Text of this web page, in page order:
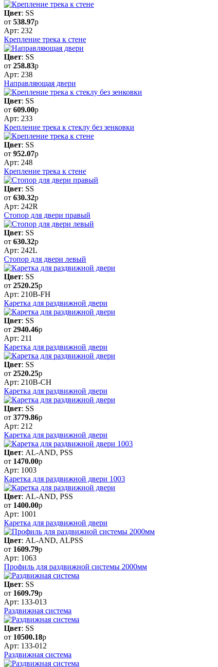
Цвет: SS
от 538.97р
Арт: 232
Крепление трека к стене
Цвет: SS
от 258.83р
Арт: 238
Направляющая двери
Цвет: SS
от 609.00р
Арт: 233
Крепление трека к стеклу без зенковки
Цвет: SS
от 952.07р
Арт: 248
Крепление трека к стене
Цвет: SS
от 630.32р
Арт: 242R
Стопор для двери правый
Цвет: SS
от 630.32р
Арт: 242L
Стопор для двери левый
Цвет: SS
от 2520.25р
Арт: 210B-FH
Каретка для раздвижной двери
Цвет: SS
от 2940.46р
Арт: 211
Каретка для раздвижной двери
Цвет: SS
от 2520.25р
Арт: 210B-CH
Каретка для раздвижной двери
Цвет: SS
от 3779.86р
Арт: 212
Каретка для раздвижной двери
Цвет: AL-AND, PSS
от 1470.00р
Арт: 1003
Каретка для раздвижной двери 1003
Цвет: AL-AND, PSS
от 1400.00р
Арт: 1001
Каретка для раздвижной двери
Цвет: AL-AND, ALPSS
от 1609.79р
Арт: 1063
Профиль для раздвижной системы 2000мм
Цвет: SS
от 1609.79р
Арт: 133-013
Раздвижная система
Цвет: SS
от 10500.18р
Арт: 133-012
Раздвижная система